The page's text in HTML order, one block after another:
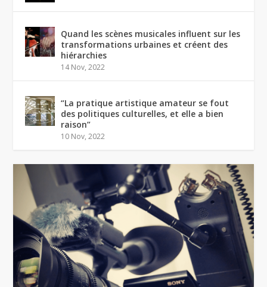
Quand les scènes musicales influent sur les
transformations urbaines et créent des
hiérarchies
14 Nov, 2022
“La pratique artistique amateur se fout
des politiques culturelles, et elle a bien
raison”
10 Nov, 2022